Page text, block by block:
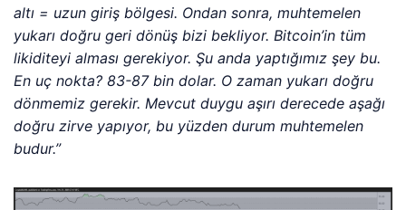
altı = uzun giriş bölgesi. Ondan sonra, muhtemelen
yukarı doğru geri dönüş bizi bekliyor. Bitcoin’in tüm
likiditeyi alması gerekiyor. Şu anda yaptığımız şey bu.
En uç nokta? 83-87 bin dolar. O zaman yukarı doğru
dönmemiz gerekir. Mevcut duygu aşırı derecede aşağı
doğru zirve yapıyor, bu yüzden durum muhtemelen
budur.”